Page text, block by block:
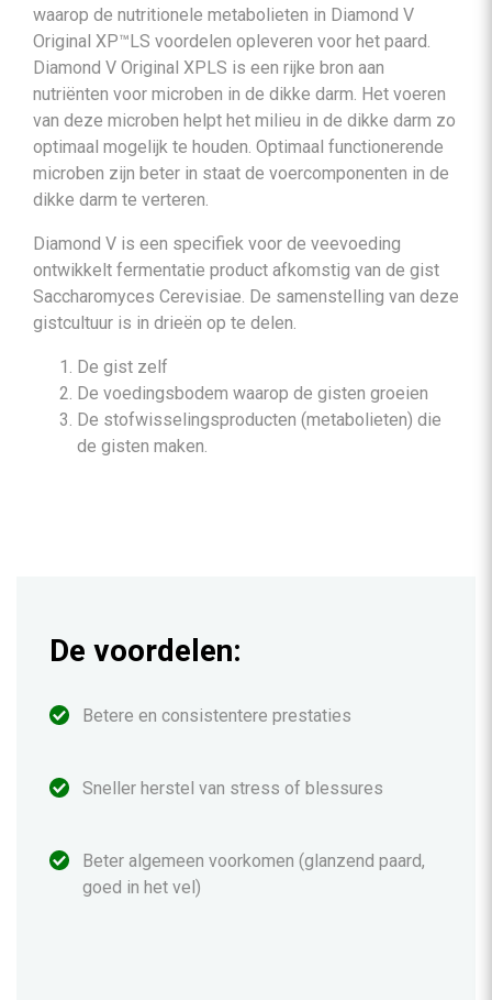
waarop de nutritionele metabolieten in Diamond V
Original XP™LS voordelen opleveren voor het paard.
Diamond V Original XPLS is een rijke bron aan
nutriënten voor microben in de dikke darm. Het voeren
van deze microben helpt het milieu in de dikke darm zo
optimaal mogelijk te houden. Optimaal functionerende
microben zijn beter in staat de voercomponenten in de
dikke darm te verteren.
Diamond V is een specifiek voor de veevoeding
ontwikkelt fermentatie product afkomstig van de gist
Saccharomyces Cerevisiae. De samenstelling van deze
gistcultuur is in drieën op te delen.
De gist zelf
De voedingsbodem waarop de gisten groeien
De stofwisselingsproducten (metabolieten) die
de gisten maken.
De voordelen:
Betere en consistentere prestaties
Sneller herstel van stress of blessures
Beter algemeen voorkomen (glanzend paard,
goed in het vel)